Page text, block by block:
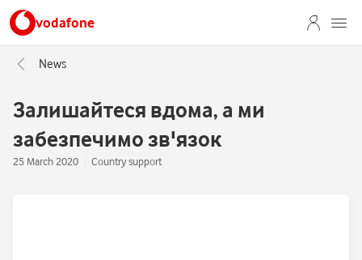
vodafone
News
Залишайтеся вдома, а ми
забезпечимо зв'язок
25 March 2020 Country support